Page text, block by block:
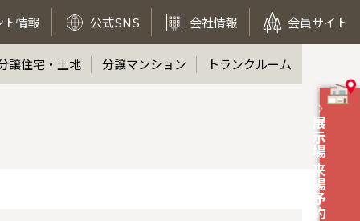
ト情報 公式SNS 会社情報 会員サイト
展示場 来場予約
譲住宅・土地 分譲マンション トランクルーム